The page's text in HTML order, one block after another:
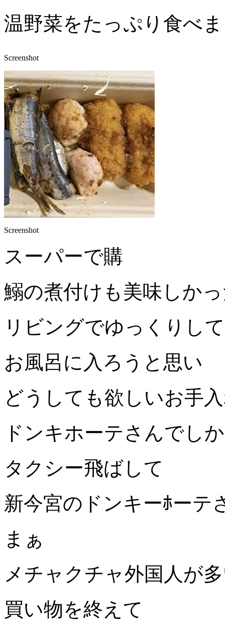
温野菜をたっぷり食べ
Screenshot
Screenshot
スーパーで購
鰯の煮付けも美味しか
リビングでゆっくりし
お風呂に入ろうと思い
どうしても欲しいお手
ドンキホーテさんでし
タクシー飛ばして
新今宮のドンキーﾎーテ
まぁ
メチャクチャ外国人が
買い物を終えて